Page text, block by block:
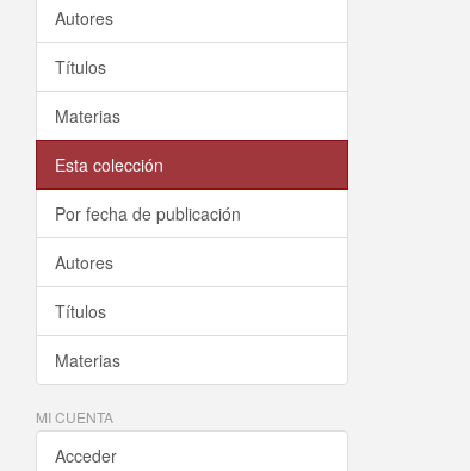
Autores
Títulos
Materias
Esta colección
Por fecha de publicación
Autores
Títulos
Materias
MI CUENTA
Acceder